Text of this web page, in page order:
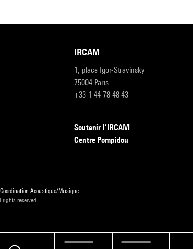
IRCAM
1, place Igor-Stravinsky
75004 Paris
+33 1 44 78 48 43
Soutenir l’IRCAM
Centre Pompidou
Acoustique/Musique
reserved.